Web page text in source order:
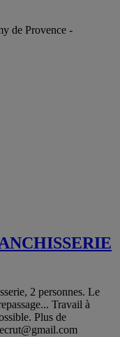
de Provence -
2 personnes. Le
Travail à
Plus de